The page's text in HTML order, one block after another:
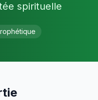
spirituelle